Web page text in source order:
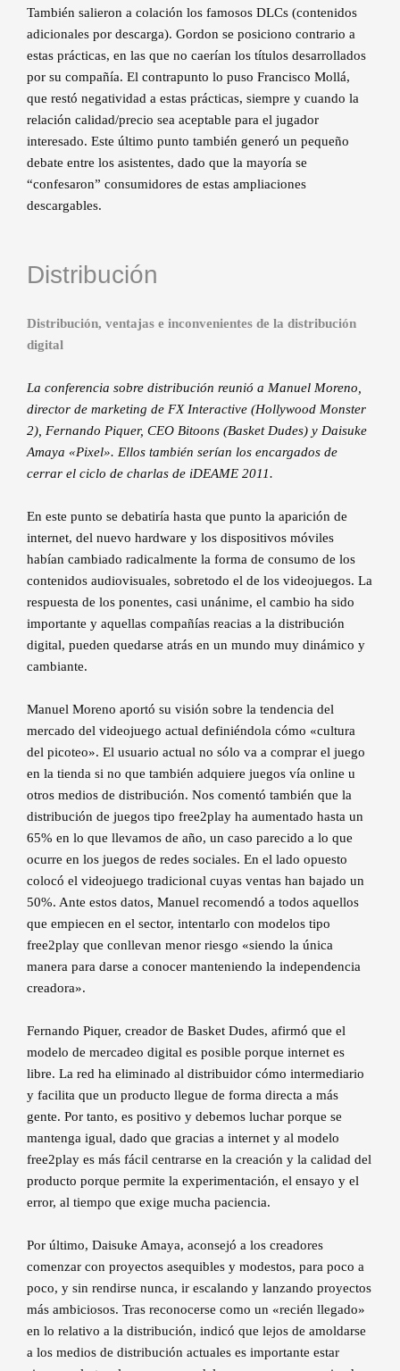
También salieron a colación los famosos DLCs (contenidos
adicionales por descarga). Gordon se posiciono contrario a
estas prácticas, en las que no caerían los títulos desarrollados
por su compañía. El contrapunto lo puso Francisco Mollá,
que restó negatividad a estas prácticas, siempre y cuando la
relación calidad/precio sea aceptable para el jugador
interesado. Este último punto también generó un pequeño
debate entre los asistentes, dado que la mayoría se
“confesaron” consumidores de estas ampliaciones
descargables.
Distribución
Distribución, ventajas e inconvenientes de la distribución
digital
La conferencia sobre distribución reunió a Manuel Moreno,
director de marketing de FX Interactive (Hollywood Monster
2), Fernando Piquer, CEO Bitoons (Basket Dudes) y Daisuke
Amaya «Pixel». Ellos también serían los encargados de
cerrar el ciclo de charlas de iDEAME 2011.
En este punto se debatiría hasta que punto la aparición de
internet, del nuevo hardware y los dispositivos móviles
habían cambiado radicalmente la forma de consumo de los
contenidos audiovisuales, sobretodo el de los videojuegos. La
respuesta de los ponentes, casi unánime, el cambio ha sido
importante y aquellas compañías reacias a la distribución
digital, pueden quedarse atrás en un mundo muy dinámico y
cambiante.
Manuel Moreno aportó su visión sobre la tendencia del
mercado del videojuego actual definiéndola cómo «cultura
del picoteo». El usuario actual no sólo va a comprar el juego
en la tienda si no que también adquiere juegos vía online u
otros medios de distribución. Nos comentó también que la
distribución de juegos tipo free2play ha aumentado hasta un
65% en lo que llevamos de año, un caso parecido a lo que
ocurre en los juegos de redes sociales. En el lado opuesto
colocó el videojuego tradicional cuyas ventas han bajado un
50%. Ante estos datos, Manuel recomendó a todos aquellos
que empiecen en el sector, intentarlo con modelos tipo
free2play que conllevan menor riesgo «siendo la única
manera para darse a conocer manteniendo la independencia
creadora».
Fernando Piquer, creador de Basket Dudes, afirmó que el
modelo de mercadeo digital es posible porque internet es
libre. La red ha eliminado al distribuidor cómo intermediario
y facilita que un producto llegue de forma directa a más
gente. Por tanto, es positivo y debemos luchar porque se
mantenga igual, dado que gracias a internet y al modelo
free2play es más fácil centrarse en la creación y la calidad del
producto porque permite la experimentación, el ensayo y el
error, al tiempo que exige mucha paciencia.
Por último, Daisuke Amaya, aconsejó a los creadores
comenzar con proyectos asequibles y modestos, para poco a
poco, y sin rendirse nunca, ir escalando y lanzando proyectos
más ambiciosos. Tras reconocerse como un «recién llegado»
en lo relativo a la distribución, indicó que lejos de amoldarse
a los medios de distribución actuales es importante estar